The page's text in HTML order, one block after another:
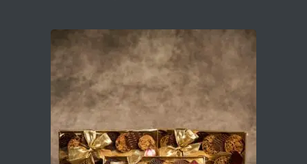
Les
options
peuvent
être
choisies
sur
la
page